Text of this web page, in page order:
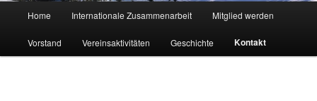
Home Internationale Zusammenarbeit Mitglied werden
Vorstand Vereinsaktivitäten Geschichte Kontakt